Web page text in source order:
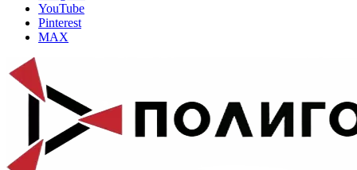
YouTube
Pinterest
MAX